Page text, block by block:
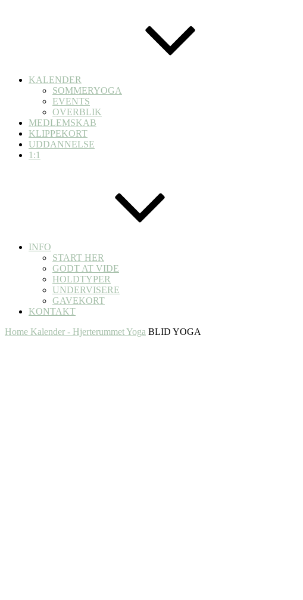
KALENDER
SOMMERYOGA
EVENTS
OVERBLIK
MEDLEMSKAB
KLIPPEKORT
UDDANNELSE
1:1
INFO
START HER
GODT AT VIDE
HOLDTYPER
UNDERVISERE
GAVEKORT
KONTAKT
Home Kalender - Hjerterummet Yoga BLID YOGA